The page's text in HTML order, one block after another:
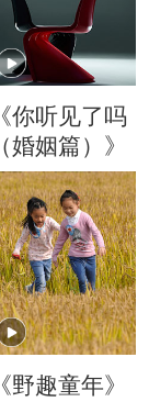
《你听见了吗
（婚姻篇）》
《野趣童年》